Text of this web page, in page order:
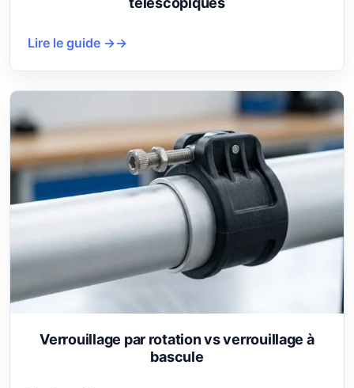
Lire le guide →
Verrouillage par rotation vs verrouillage à
bascule